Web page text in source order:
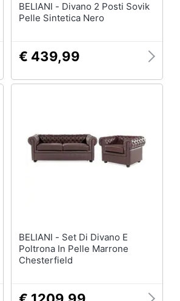
BELIANI - Divano 2 Posti Sovik
Pelle Sintetica Nero
€ 439,99
BELIANI - Set Di Divano E
Poltrona In Pelle Marrone
Chesterfield